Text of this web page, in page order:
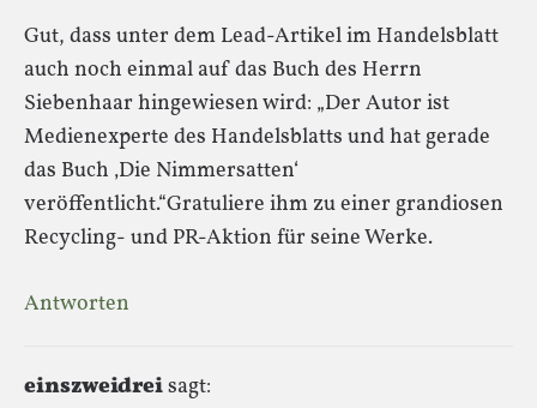
Gut, dass unter dem Lead-Artikel im Handelsblatt
auch noch einmal auf das Buch des Herrn
Siebenhaar hingewiesen wird: „Der Autor ist
Medienexperte des Handelsblatts und hat gerade
das Buch ‚Die Nimmersatten‘
veröffentlicht.“Gratuliere ihm zu einer grandiosen
Recycling- und PR-Aktion für seine Werke.
Antworten
einszweidreisagt: